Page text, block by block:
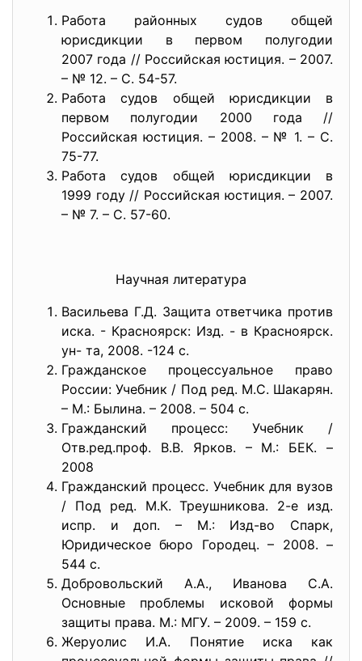
Работа районных судов общей
юрисдикции в первом полугодии
2007 года // Российская юстиция. – 2007.
– № 12. – С. 54-57.
Работа судов общей юрисдикции в
первом полугодии 2000 года //
Российская юстиция. – 2008. – № 1. – С.
75-77.
Работа судов общей юрисдикции в
1999 году // Российская юстиция. – 2007.
– № 7. – С. 57-60.
Научная литература
Васильева Г.Д. Защита ответчика против
иска. - Красноярск: Изд. - в Красноярск.
ун- та, 2008. -124 с.
Гражданское процессуальное право
России: Учебник / Под ред. М.С. Шакарян.
– М.: Былина. – 2008. – 504 с.
Гражданский процесс: Учебник /
Отв.ред.проф. В.В. Ярков. – М.: БЕК. –
2008
Гражданский процесс. Учебник для вузов
/ Под ред. М.К. Треушникова. 2-е изд.
испр. и доп. – М.: Изд-во Спарк,
Юридическое бюро Городец. – 2008. –
544 с.
Добровольский А.А., Иванова С.А.
Основные проблемы исковой формы
защиты права. М.: МГУ. – 2009. – 159 с.
Жеруолис И.А. Понятие иска как